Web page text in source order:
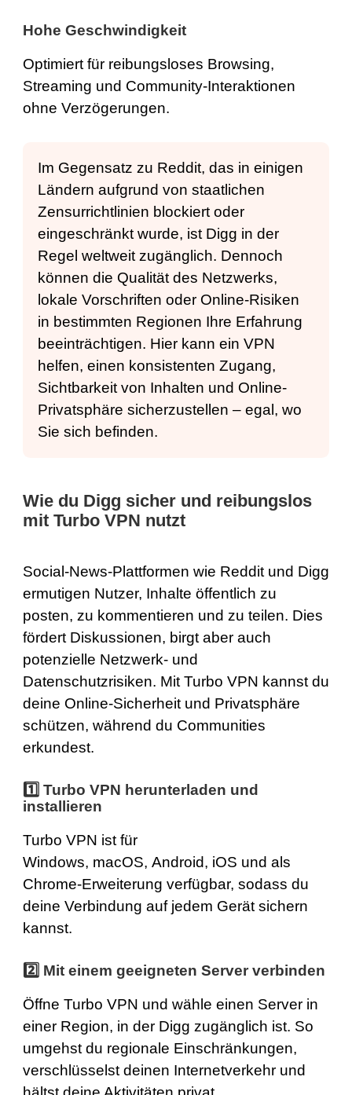
Hohe Geschwindigkeit
Optimiert für reibungsloses Browsing,
Streaming und Community-Interaktionen
ohne Verzögerungen.
Im Gegensatz zu Reddit, das in einigen
Ländern aufgrund von staatlichen
Zensurrichtlinien blockiert oder
eingeschränkt wurde, ist Digg in der
Regel weltweit zugänglich. Dennoch
können die Qualität des Netzwerks,
lokale Vorschriften oder Online-Risiken
in bestimmten Regionen Ihre Erfahrung
beeinträchtigen. Hier kann ein VPN
helfen, einen konsistenten Zugang,
Sichtbarkeit von Inhalten und Online-
Privatsphäre sicherzustellen – egal, wo
Sie sich befinden.
Wie du Digg sicher und reibungslos
mit Turbo VPN nutzt
Social-News-Plattformen wie Reddit und Digg
ermutigen Nutzer, Inhalte öffentlich zu
posten, zu kommentieren und zu teilen. Dies
fördert Diskussionen, birgt aber auch
potenzielle Netzwerk- und
Datenschutzrisiken. Mit Turbo VPN kannst du
deine Online-Sicherheit und Privatsphäre
schützen, während du Communities
erkundest.
1️⃣ Turbo VPN herunterladen und
installieren
Turbo VPN ist für
Windows, macOS, Android, iOS und als
Chrome-Erweiterung verfügbar, sodass du
deine Verbindung auf jedem Gerät sichern
kannst.
2️⃣ Mit einem geeigneten Server verbinden
Öffne Turbo VPN und wähle einen Serverin
einer Region, in der Digg zugänglich ist. So
umgehst du regionale Einschränkungen,
verschlüsselst deinen Internetverkehr und